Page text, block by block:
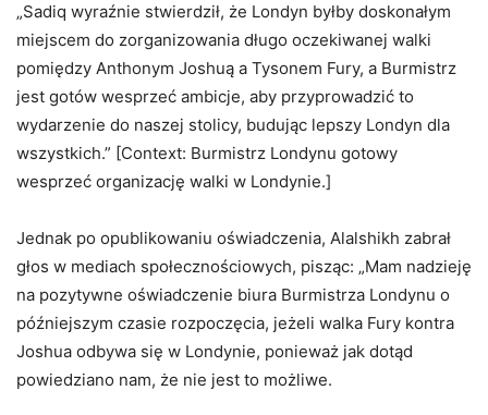
„Sadiq wyraźnie stwierdził, że Londyn byłby doskonałym
miejscem do zorganizowania długo oczekiwanej walki
pomiędzy Anthonym Joshuą a Tysonem Fury, a Burmistrz
jest gotów wesprzeć ambicje, aby przyprowadzić to
wydarzenie do naszej stolicy, budując lepszy Londyn dla
wszystkich.” [Context: Burmistrz Londynu gotowy
wesprzeć organizację walki w Londynie.]
Jednak po opublikowaniu oświadczenia, Alalshikh zabrał
głos w mediach społecznościowych, pisząc: „Mam nadzieję
na pozytywne oświadczenie biura Burmistrza Londynu o
późniejszym czasie rozpoczęcia, jeżeli walka Fury kontra
Joshua odbywa się w Londynie, ponieważ jak dotąd
powiedziano nam, że nie jest to możliwe.